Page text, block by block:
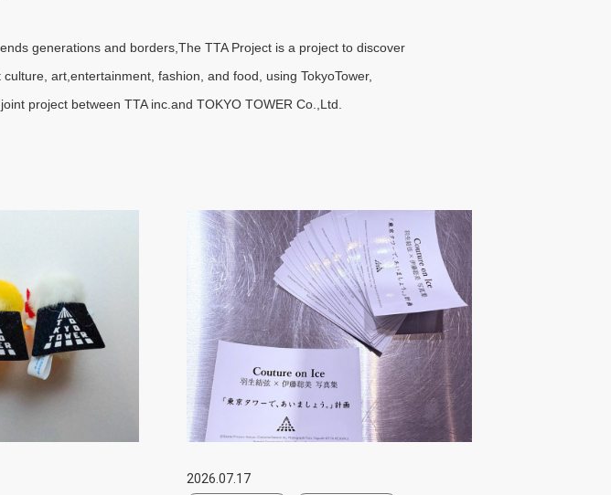
generations and borders,The TTA Project is a project to discover
art,entertainment, fashion, and food, using TokyoTower,
project between TTA inc.and TOKYO TOWER Co.,Ltd.
2026.07.17